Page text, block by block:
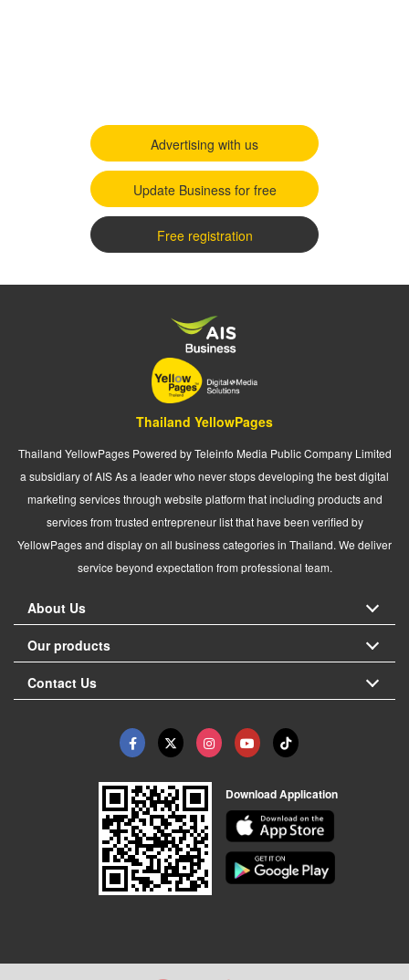
Advertising with us
Update Business for free
Free registration
Thailand YellowPages
Thailand YellowPages Powered by Teleinfo Media Public Company Limited
a subsidiary of AIS As a leader who never stops developing the best digital
marketing services through website platform that including products and
services from trusted entrepreneur list that have been verified by
YellowPages and display on all business categories in Thailand. We deliver
service beyond expectation from professional team.
About Us
Our products
Contact Us
Download Application